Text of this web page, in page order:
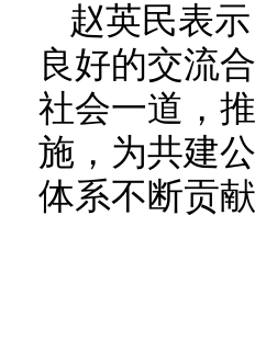
赵英民表
良好的交流
社会一道，
施，为共建
体系不断贡